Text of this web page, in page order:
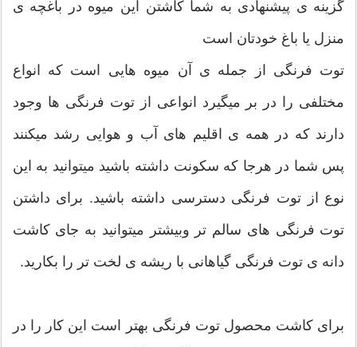
گزینه ی پیشنهادی به شما کاشتن این میوه در باغچه ی
منزل یا باغ خودتان است
توت فرنگی از جمله ی آن میوه هایی است که انواع
مختلفی را در بر میگیرد انواعی از توت فرنگی ها وجود
دارند که در همه ی اقلیم های آب و هوایی رشد میکنند
پس شما در هرجا که سکونت داشته باشید میتوانید به این
نوع از توت فرنگی دسترسی داشته باشید. برای داشتن
توت فرنگی های سالم تر وبیشتر میتوانید به جای کاشت
دانه ی توت فرنگی گیاهانی با ریشه ی لخت تر را بکارید.
برای کاشت محصول توت فرنگی بهتر است این کار را در